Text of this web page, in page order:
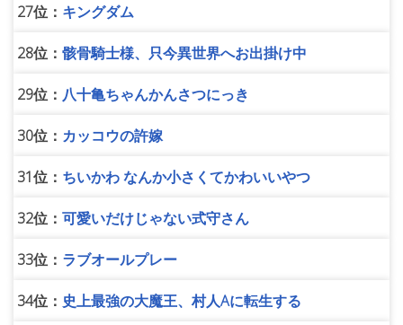
27位： キングダム
28位： 骸骨騎士様、只今異世界へお出掛け中
29位： 八十亀ちゃんかんさつにっき
30位： カッコウの許嫁
31位： ちいかわ なんか小さくてかわいいやつ
32位： 可愛いだけじゃない式守さん
33位： ラブオールプレー
34位： 史上最強の大魔王、村人Aに転生する